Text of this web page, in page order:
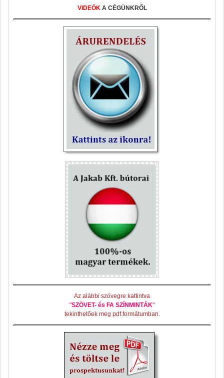
VIDEÓK A CÉGÜNKRŐL
Az alábbi szövegre kattintva
"SZÖVET- és FA SZÍNMINTÁK"
tekinthetőek meg pdf.formátumban.